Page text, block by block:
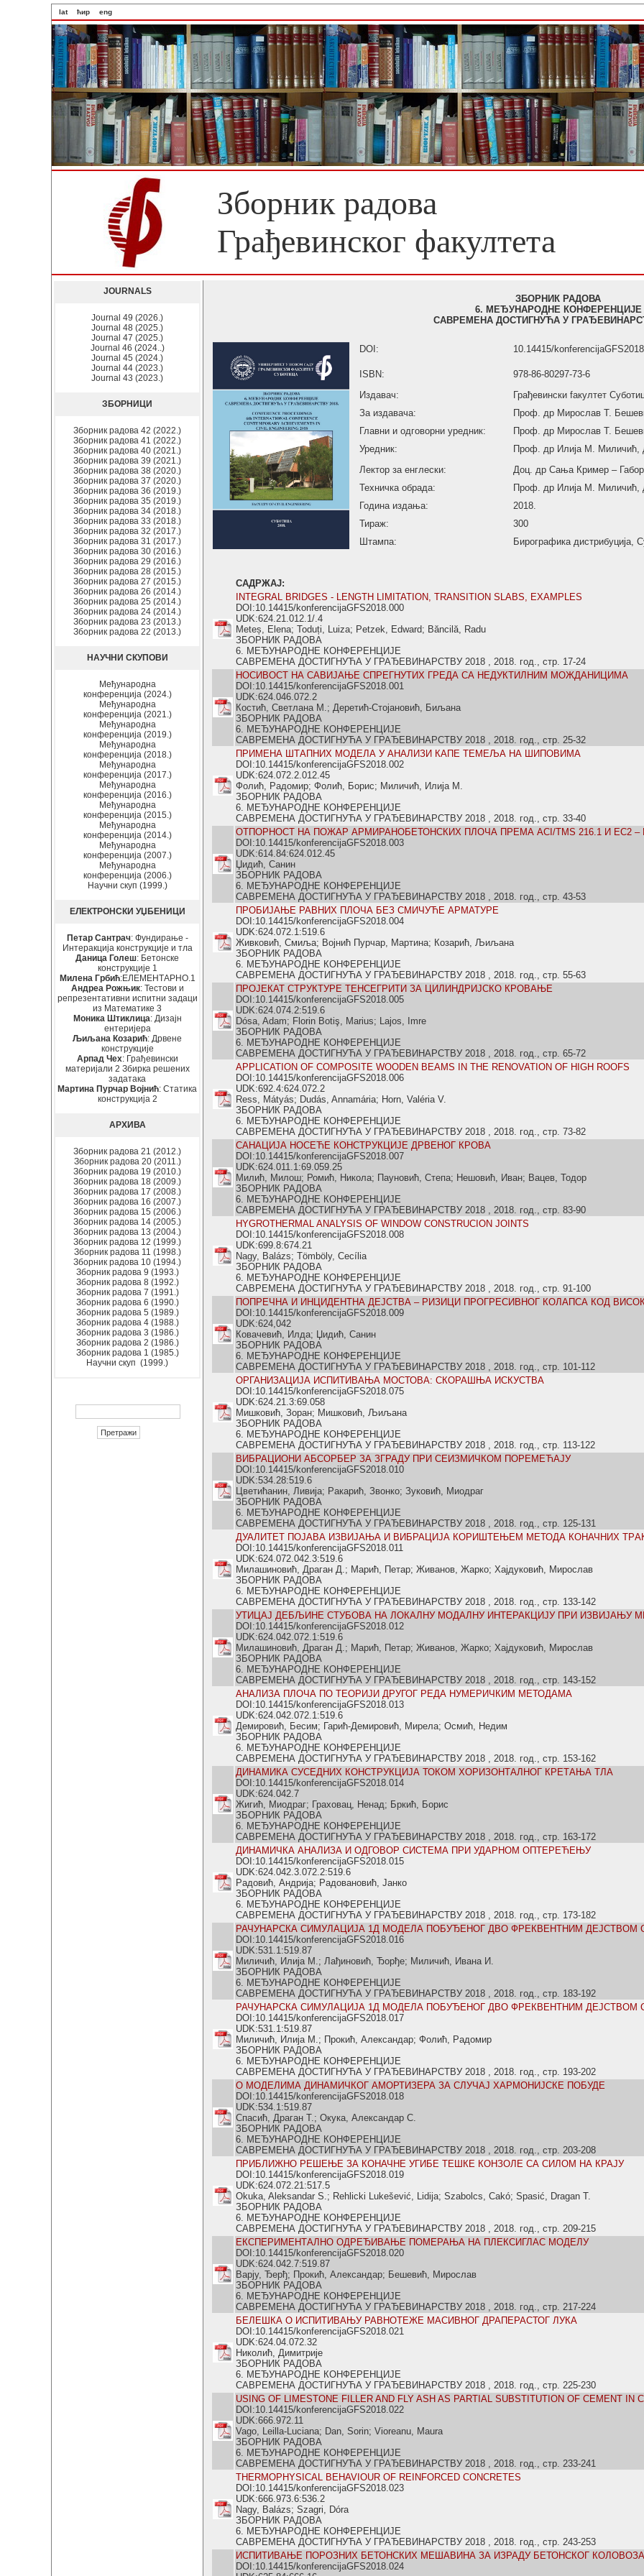
lat ћир eng
Зборник радова
Грађевинског факултета
JOURNALS
Journal 49 (2026.)
Journal 48 (2025.)
Journal 47 (2025.)
Journal 46 (2024..)
Journal 45 (2024.)
Journal 44 (2023.)
Journal 43 (2023.)
ЗБОРНИЦИ
Зборник радова 42 (2022.)
Зборник радова 41 (2022.)
Зборник радова 40 (2021.)
Зборник радова 39 (2021.)
Зборник радова 38 (2020.)
Зборник радова 37 (2020.)
Зборник радова 36 (2019.)
Зборник радова 35 (2019.)
Зборник радова 34 (2018.)
Зборник радова 33 (2018.)
Зборник радова 32 (2017.)
Зборник радова 31 (2017.)
Зборник радова 30 (2016.)
Зборник радова 29 (2016.)
Зборник радова 28 (2015.)
Зборник радова 27 (2015.)
Зборник радова 26 (2014.)
Зборник радова 25 (2014.)
Зборник радова 24 (2014.)
Зборник радова 23 (2013.)
Зборник радова 22 (2013.)
НАУЧНИ СКУПОВИ
Међународна
конференција (2024.)
Међународна
конференција (2021.)
Међународна
конференција (2019.)
Међународна
конференција (2018.)
Међународна
конференција (2017.)
Међународна
конференција (2016.)
Међународна
конференција (2015.)
Међународна
конференција (2014.)
Међународна
конференција (2007.)
Међународна
конференција (2006.)
Научни скуп (1999.)
ЕЛЕКТРОНСКИ УЏБЕНИЦИ
Петар Сантрач: Фундирање -
Интеракција конструкције и тла
Даница Голеш: Бетонске
конструкције 1
Милена Грбић:ЕЛЕМЕНТАРНО.1
Андреа Рожњик: Тестови и
репрезентативни испитни задаци
из Математике 3
Моника Штиклица: Дизајн
ентеријера
Љиљана Козарић: Дрвене
конструкције
Арпад Чех: Грађевински
материјали 2 Збирка решених
задатака
Мартина Пурчар Војнић: Статика
конструкција 2
АРХИВА
Зборник радова 21 (2012.)
Зборник радова 20 (2011.)
Зборник радова 19 (2010.)
Зборник радова 18 (2009.)
Зборник радова 17 (2008.)
Зборник радова 16 (2007.)
Зборник радова 15 (2006.)
Зборник радова 14 (2005.)
Зборник радова 13 (2004.)
Зборник радова 12 (1999.)
Зборник радова 11 (1998.)
Зборник радова 10 (1994.)
Зборник радова 9 (1993.)
Зборник радова 8 (1992.)
Зборник радова 7 (1991.)
Зборник радова 6 (1990.)
Зборник радова 5 (1989.)
Зборник радова 4 (1988.)
Зборник радова 3 (1986.)
Зборник радова 2 (1986.)
Зборник радова 1 (1985.)
Научни скуп (1999.)
ЗБОРНИК РАДОВА
6. МЕЂУНАРОДНЕ КОНФЕРЕНЦИЈЕ
САВРЕМЕНА ДОСТИГНУЋА У
DOI: 10.14415/konferencijaGFS2018
ISBN:
978-86-80297-73-6
Издавач:
Грађевински fакултет
За издавача:
Проф. др Мирослав Т.
Главни и одговорни уредник:
Проф. др Мирослав Т.
Уредник:
Проф. др Илија М. Миличић,
Лектор за енглески:
Доц. др Сања Кример –
Техничка обрада:
Проф. др Илија М. Миличић,
Година издања:
2018.
Тираж:
300
Штампа:
Бирографика дистрибуција,
САДРЖАЈ:
INTEGRAL BRIDGES - LENGTH LIMITATION, TRANSITION SLABS, EXAMPLES
DOI:10.14415/konferencijaGFS2018.000
UDK:624.21.012.1/.4
Meteș, Elena; Toduți, Luiza; Petzek, Edward; Băncilă, Radu
ЗБОРНИК РАДОВА
6. МЕЂУНАРОДНЕ КОНФЕРЕНЦИЈЕ
САВРЕМЕНА ДОСТИГНУЋА У ГРАЂЕВИНАРСТВУ 2018 , 2018. год., стр. 17-24
НОСИВОСТ НА САВИЈАЊЕ СПРЕГНУТИХ ГРЕДА СА НЕДУКТИЛНИМ МОЖДАНИЦИМА
DOI:10.14415/konferencijaGFS2018.001
UDK:624.046.072.2
Костић, Светлана М.; Деретић-Стојановић, Биљана
ЗБОРНИК РАДОВА
6. МЕЂУНАРОДНЕ КОНФЕРЕНЦИЈЕ
САВРЕМЕНА ДОСТИГНУЋА У ГРАЂЕВИНАРСТВУ 2018 , 2018. год., стр. 25-32
ПРИМЕНА ШТАПНИХ МОДЕЛА У АНАЛИЗИ КАПЕ ТЕМЕЉА НА ШИПОВИМА
DOI:10.14415/konferencijaGFS2018.002
UDK:624.072.2.012.45
Фолић, Радомир; Фолић, Борис; Миличић, Илија М.
ЗБОРНИК РАДОВА
6. МЕЂУНАРОДНЕ КОНФЕРЕНЦИЈЕ
САВРЕМЕНА ДОСТИГНУЋА У ГРАЂЕВИНАРСТВУ 2018 , 2018. год., стр. 33-40
ОТПОРНОСТ НА ПОЖАР АРМИРАНОБЕТОНСКИХ ПЛОЧА ПРЕМА ACI/TMS 216.1 И EC2
DOI:10.14415/konferencijaGFS2018.003
UDK:614.84:624.012.45
Џидић, Санин
ЗБОРНИК РАДОВА
6. МЕЂУНАРОДНЕ КОНФЕРЕНЦИЈЕ
САВРЕМЕНА ДОСТИГНУЋА У ГРАЂЕВИНАРСТВУ 2018 , 2018. год., стр. 43-53
ПРОБИЈАЊЕ РАВНИХ ПЛОЧА БЕЗ СМИЧУЋЕ АРМАТУРЕ
DOI:10.14415/konferencijaGFS2018.004
UDK:624.072.1:519.6
Живковић, Смиља; Војнић Пурчар, Мартина; Козарић, Љиљана
ЗБОРНИК РАДОВА
6. МЕЂУНАРОДНЕ КОНФЕРЕНЦИЈЕ
САВРЕМЕНА ДОСТИГНУЋА У ГРАЂЕВИНАРСТВУ 2018 , 2018. год., стр. 55-63
ПРОЈЕКАТ СТРУКТУРЕ ТЕНСЕГРИТИ ЗА ЦИЛИНДРИЈСКО КРОВАЊЕ
DOI:10.14415/konferencijaGFS2018.005
UDK:624.074.2:519.6
Dósa, Adam; Florin Botiş, Marius; Lajos, Imre
ЗБОРНИК РАДОВА
6. МЕЂУНАРОДНЕ КОНФЕРЕНЦИЈЕ
САВРЕМЕНА ДОСТИГНУЋА У ГРАЂЕВИНАРСТВУ 2018 , 2018. год., стр. 65-72
APPLICATION OF COMPOSITE WOODEN BEAMS IN THE RENOVATION OF HIGH ROOFS
DOI:10.14415/konferencijaGFS2018.006
UDK:692.4:624.072.2
Ress, Mátyás; Dudás, Annamária; Horn, Valéria V.
ЗБОРНИК РАДОВА
6. МЕЂУНАРОДНЕ КОНФЕРЕНЦИЈЕ
САВРЕМЕНА ДОСТИГНУЋА У ГРАЂЕВИНАРСТВУ 2018 , 2018. год., стр. 73-82
САНАЦИЈА НОСЕЋЕ КОНСТРУКЦИЈЕ ДРВЕНОГ КРОВА
DOI:10.14415/konferencijaGFS2018.007
UDK:624.011.1:69.059.25
Милић, Милош; Ромић, Никола; Пауновић, Степа; Нешовић, Иван; Вацев, Тодор
ЗБОРНИК РАДОВА
6. МЕЂУНАРОДНЕ КОНФЕРЕНЦИЈЕ
САВРЕМЕНА ДОСТИГНУЋА У ГРАЂЕВИНАРСТВУ 2018 , 2018. год., стр. 83-90
HYGROTHERMAL ANALYSIS OF WINDOW CONSTRUCION JOINTS
DOI:10.14415/konferencijaGFS2018.008
UDK:699.8:674.21
Nagy, Balázs; Tömböly, Cecília
ЗБОРНИК РАДОВА
6. МЕЂУНАРОДНЕ КОНФЕРЕНЦИЈЕ
САВРЕМЕНА ДОСТИГНУЋА У ГРАЂЕВИНАРСТВУ 2018 , 2018. год., стр. 91-100
ПОПРЕЧНА И ИНЦИДЕНТНА ДЕЈСТВА – РИЗИЦИ ПРОГРЕСИВНОГ КОЛАПСА КОД
DOI:10.14415/konferencijaGFS2018.009
UDK:624,042
Ковачевић, Илда; Џидић, Санин
ЗБОРНИК РАДОВА
6. МЕЂУНАРОДНЕ КОНФЕРЕНЦИЈЕ
САВРЕМЕНА ДОСТИГНУЋА У ГРАЂЕВИНАРСТВУ 2018 , 2018. год., стр. 101-112
OРГАНИЗАЦИЈА ИСПИТИВАЊА МОСТОВА: СКОРАШЊА ИСКУСТВА
DOI:10.14415/konferencijaGFS2018.075
UDK:624.21.3:69.058
Мишковић, Зоран; Мишковић, Љиљана
ЗБОРНИК РАДОВА
6. МЕЂУНАРОДНЕ КОНФЕРЕНЦИЈЕ
САВРЕМЕНА ДОСТИГНУЋА У ГРАЂЕВИНАРСТВУ 2018 , 2018. год., стр. 113-122
ВИБРАЦИОНИ АБСОРБЕР ЗА ЗГРАДУ ПРИ СЕИЗМИЧКОМ ПОРЕМЕЋАЈУ
DOI:10.14415/konferencijaGFS2018.010
UDK:534.28:519.6
Цветићанин, Ливија; Ракарић, Звонко; Зуковић, Миодраг
ЗБОРНИК РАДОВА
6. МЕЂУНАРОДНЕ КОНФЕРЕНЦИЈЕ
САВРЕМЕНА ДОСТИГНУЋА У ГРАЂЕВИНАРСТВУ 2018 , 2018. год., стр. 125-131
ДУАЛИТЕТ ПОЈАВА ИЗВИЈАЊА И ВИБРАЦИЈА КОРИШТЕЊЕМ МЕТОДА КОНАЧНИХ
DOI:10.14415/konferencijaGFS2018.011
UDK:624.072.042.3:519.6
Милашиновић, Драган Д.; Марић, Петар; Живанов, Жарко; Хајдуковић, Мирослав
ЗБОРНИК РАДОВА
6. МЕЂУНАРОДНЕ КОНФЕРЕНЦИЈЕ
САВРЕМЕНА ДОСТИГНУЋА У ГРАЂЕВИНАРСТВУ 2018 , 2018. год., стр. 133-142
УТИЦАЈ ДЕБЉИНЕ СТУБОВА НА ЛОКАЛНУ МОДАЛНУ ИНТЕРАКЦИЈУ ПРИ ИЗВИЈАЊУ
DOI:10.14415/konferencijaGFS2018.012
UDK:624.042.072.1:519.6
Милашиновић, Драган Д.; Марић, Петар; Живанов, Жарко; Хајдуковић, Мирослав
ЗБОРНИК РАДОВА
6. МЕЂУНАРОДНЕ КОНФЕРЕНЦИЈЕ
САВРЕМЕНА ДОСТИГНУЋА У ГРАЂЕВИНАРСТВУ 2018 , 2018. год., стр. 143-152
АНАЛИЗА ПЛОЧА ПО ТЕОРИЈИ ДРУГОГ РЕДА НУМЕРИЧКИМ МЕТОДАМА
DOI:10.14415/konferencijaGFS2018.013
UDK:624.042.072.1:519.6
Демировић, Бесим; Гарић-Демировић, Мирела; Осмић, Недим
ЗБОРНИК РАДОВА
6. МЕЂУНАРОДНЕ КОНФЕРЕНЦИЈЕ
САВРЕМЕНА ДОСТИГНУЋА У ГРАЂЕВИНАРСТВУ 2018 , 2018. год., стр. 153-162
ДИНАМИКА СУСЕДНИХ КОНСТРУКЦИЈА ТОКОМ ХОРИЗОНТАЛНОГ КРЕТАЊА ТЛА
DOI:10.14415/konferencijaGFS2018.014
UDK:624.042.7
Жигић, Миодраг; Граховац, Ненад; Бркић, Борис
ЗБОРНИК РАДОВА
6. МЕЂУНАРОДНЕ КОНФЕРЕНЦИЈЕ
САВРЕМЕНА ДОСТИГНУЋА У ГРАЂЕВИНАРСТВУ 2018 , 2018. год., стр. 163-172
ДИНАМИЧКА АНАЛИЗА И ОДГОВОР СИСТЕМА ПРИ УДАРНОМ ОПТЕРЕЋЕЊУ
DOI:10.14415/konferencijaGFS2018.015
UDK:624.042.3.072.2:519.6
Радовић, Андрија; Радовановић, Јанко
ЗБОРНИК РАДОВА
6. МЕЂУНАРОДНЕ КОНФЕРЕНЦИЈЕ
САВРЕМЕНА ДОСТИГНУЋА У ГРАЂЕВИНАРСТВУ 2018 , 2018. год., стр. 173-182
РАЧУНАРСКА СИМУЛАЦИЈА 1Д МОДЕЛА ПОБУЂЕНОГ ДВО ФРЕКВЕНТНИМ
DOI:10.14415/konferencijaGFS2018.016
UDK:531.1:519.87
Миличић, Илија М.; Лађиновић, Ђорђе; Миличић, Ивана И.
ЗБОРНИК РАДОВА
6. МЕЂУНАРОДНЕ КОНФЕРЕНЦИЈЕ
САВРЕМЕНА ДОСТИГНУЋА У ГРАЂЕВИНАРСТВУ 2018 , 2018. год., стр. 183-192
РАЧУНАРСКА СИМУЛАЦИЈА 1Д МОДЕЛА ПОБУЂЕНОГ ДВО ФРЕКВЕНТНИМ
DOI:10.14415/konferencijaGFS2018.017
UDK:531.1:519.87
Миличић, Илија М.; Прокић, Александар; Фолић, Радомир
ЗБОРНИК РАДОВА
6. МЕЂУНАРОДНЕ КОНФЕРЕНЦИЈЕ
САВРЕМЕНА ДОСТИГНУЋА У ГРАЂЕВИНАРСТВУ 2018 , 2018. год., стр. 193-202
О МОДЕЛИМА ДИНАМИЧКОГ АМОРТИЗЕРА ЗА СЛУЧАЈ ХАРМОНИЈСКЕ ПОБУДЕ
DOI:10.14415/konferencijaGFS2018.018
UDK:534.1:519.87
Спасић, Драган Т.; Окука, Александар С.
ЗБОРНИК РАДОВА
6. МЕЂУНАРОДНЕ КОНФЕРЕНЦИЈЕ
САВРЕМЕНА ДОСТИГНУЋА У ГРАЂЕВИНАРСТВУ 2018 , 2018. год., стр. 203-208
ПРИБЛИЖНО РЕШЕЊЕ ЗА КОНАЧНЕ УГИБЕ ТЕШКЕ КОНЗОЛЕ СА СИЛОМ НА КРАЈУ
DOI:10.14415/konferencijaGFS2018.019
UDK:624.072.21:517.5
Okuka, Aleksandar S.; Rehlicki Lukešević, Lidija; Szabolcs, Cakó; Spasić, Dragan T.
ЗБОРНИК РАДОВА
6. МЕЂУНАРОДНЕ КОНФЕРЕНЦИЈЕ
САВРЕМЕНА ДОСТИГНУЋА У ГРАЂЕВИНАРСТВУ 2018 , 2018. год., стр. 209-215
ЕКСПЕРИМЕНТАЛНО ОДРЕЂИВАЊЕ ПОМЕРАЊА НА ПЛЕКСИГЛАС МОДЕЛУ
DOI:10.14415/konferencijaGFS2018.020
UDK:624.042.7:519.87
Варју, Ђерђ; Прокић, Александар; Бешевић, Мирослав
ЗБОРНИК РАДОВА
6. МЕЂУНАРОДНЕ КОНФЕРЕНЦИЈЕ
САВРЕМЕНА ДОСТИГНУЋА У ГРАЂЕВИНАРСТВУ 2018 , 2018. год., стр. 217-224
БЕЛЕШКА О ИСПИТИВАЊУ РАВНОТЕЖЕ МАСИВНОГ ДРАПЕРАСТОГ ЛУКА
DOI:10.14415/konferencijaGFS2018.021
UDK:624.04.072.32
Николић, Димитрије
ЗБОРНИК РАДОВА
6. МЕЂУНАРОДНЕ КОНФЕРЕНЦИЈЕ
САВРЕМЕНА ДОСТИГНУЋА У ГРАЂЕВИНАРСТВУ 2018 , 2018. год., стр. 225-230
USING OF LIMESTONE FILLER AND FLY ASH AS PARTIAL SUBSTITUTION OF CEMENT IN
DOI:10.14415/konferencijaGFS2018.022
UDK:666.972.11
Vago, Leilla-Luciana; Dan, Sorin; Vioreanu, Maura
ЗБОРНИК РАДОВА
6. МЕЂУНАРОДНЕ КОНФЕРЕНЦИЈЕ
САВРЕМЕНА ДОСТИГНУЋА У ГРАЂЕВИНАРСТВУ 2018 , 2018. год., стр. 233-241
THERMOPHYSICAL BEHAVIOUR OF REINFORCED CONCRETES
DOI:10.14415/konferencijaGFS2018.023
UDK:666.973.6:536.2
Nagy, Balázs; Szagri, Dóra
ЗБОРНИК РАДОВА
6. МЕЂУНАРОДНЕ КОНФЕРЕНЦИЈЕ
САВРЕМЕНА ДОСТИГНУЋА У ГРАЂЕВИНАРСТВУ 2018 , 2018. год., стр. 243-253
ИСПИТИВАЊЕ ПОРОЗНИХ БЕТОНСКИХ МЕШАВИНА ЗА ИЗРАДУ БЕТОНСКОГ КОЛОВОЗА
DOI:10.14415/konferencijaGFS2018.024